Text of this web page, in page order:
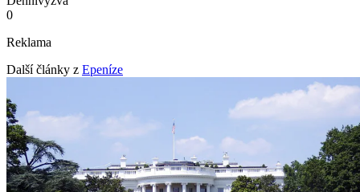
0
Reklama
Další články z Epeníze